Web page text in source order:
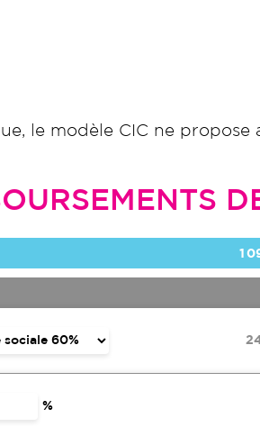
le modèle CIC ne
1
%